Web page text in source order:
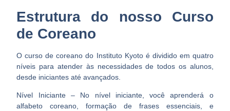
Estrutura do nosso Curso
de Coreano
O curso de coreano do Instituto Kyoto é dividido em quatro
níveis para atender às necessidades de todos os alunos,
desde iniciantes até avançados.
Nível Iniciante – No nível iniciante, você aprenderá o
alfabeto coreano, formação de frases essenciais, e